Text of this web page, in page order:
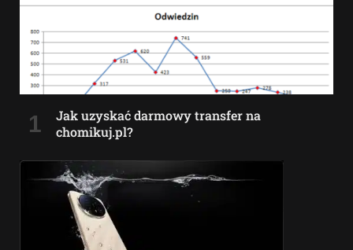
Jak uzyskać darmowy transfer na
chomikuj.pl?